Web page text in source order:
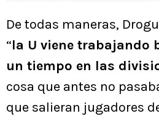
De todas maneras,
“la U viene trabajando
un tiempo en las
cosa que antes no
que salieran jugadores